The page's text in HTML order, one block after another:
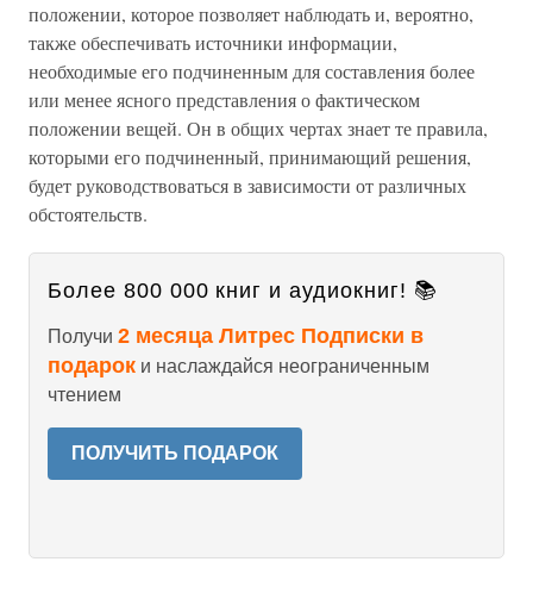
положении, которое позволяет наблюдать и, вероятно,
также обеспечивать источники информации,
необходимые его подчиненным для составления более
или менее ясного представления о фактическом
положении вещей. Он в общих чертах знает те правила,
которыми его подчиненный, принимающий решения,
будет руководствоваться в зависимости от различных
обстоятельств.
Более 800 000 книг и аудиокниг! 📚
Получи 2 месяца Литрес Подписки в
подарок и наслаждайся неограниченным
чтением
ПОЛУЧИТЬ ПОДАРОК